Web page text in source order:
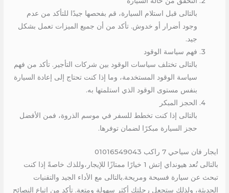
بالتالى قبل استلام السيارة، قم بفحصها جيدًا للتأكد من عدم
وجود أضرار أو خدوش. تأكد من أن جميع الميزات تعمل بشكل
جيد.
فهم سياسة الوقود
بالتالى تختلف سياسات الوقود بين شركات التأجير. تأكد من فهم
سياسة الوقود المستخدمة، وما إذا كنت تحتاج إلى إعادة السيارة
بنفس مستوى الوقود الذي استلمتها به.
الحجز المبكر
بالتالى إذا كنت تخطط للسفر في موسم الذروة، فمن الأفضل
حجز السيارة مبكرًا لضمان توفرها.
ايجار فان سياحي 7 راكب 01016549043
بالتالى تُعد هيونداي إتش 1 خيارًا ممتازًا للإيجار،وللذك خاصةً إذا كنت
تبحث عن سيارة فسيحة ومريحة.بالتالى مع الأداء الجيد والتقنيات
الحديثة، ولذلك ستجعل رحلتك أكثر سهولة ومتعة. تأكد من اتباع النصائح